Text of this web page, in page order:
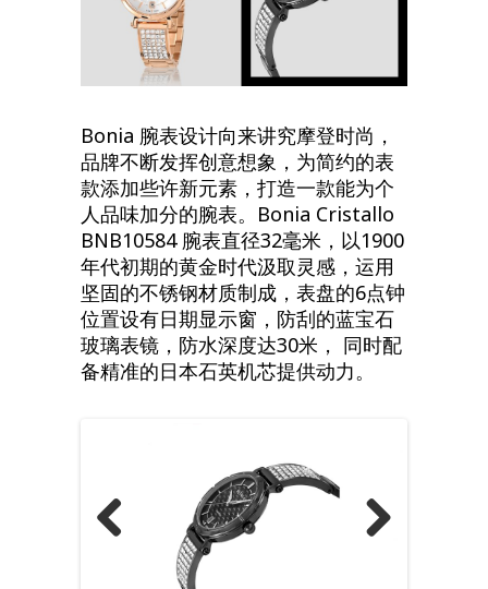
Bonia 腕表设计向来讲究摩登时尚，
品牌不断发挥创意想象，为简约的表
款添加些许新元素，打造一款能为个
人品味加分的腕表。Bonia Cristallo
BNB10584 腕表直径32毫米，以1900
年代初期的黄金时代汲取灵感，运用
坚固的不锈钢材质制成，表盘的6点钟
位置设有日期显示窗，防刮的蓝宝石
玻璃表镜，防水深度达30米， 同时配
备精准的日本石英机芯提供动力。